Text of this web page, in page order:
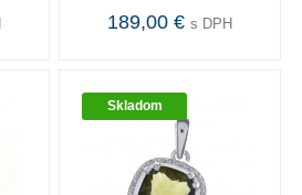
189,00 € s DPH
Skladom